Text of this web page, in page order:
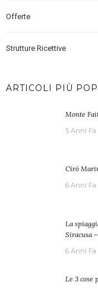
Offerte
Strutture Ricettive
ARTICOLI PIÙ
Monte
5 Anni Fa
Cirò
6 Anni Fa
La
Siracusa
6 Anni Fa
Le 3 cose